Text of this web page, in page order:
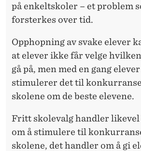
på enkeltskoler – et problem
forsterkes over tid.
Opphopning av svake elever
at elever ikke får velge
gå på, men med en gang
stimulerer det til
skolene om de beste elevene.
Fritt skolevalg handler
om å stimulere til
skolene, det handler om å gi